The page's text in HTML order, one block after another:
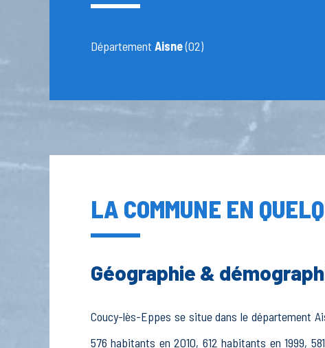
Département Aisne(02)
LA COMMUNE EN
Géographie &
Coucy-lès-Eppes se situe dans le département
576 habitants en 2010, 612 habitants en 1999,